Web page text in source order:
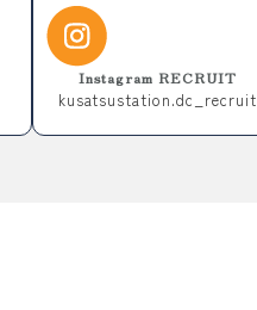
Instagram RECRUIT
kusatsustation.dc_recruit